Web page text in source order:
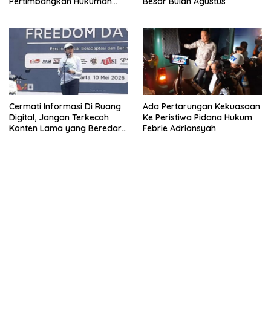
Cermati Informasi Di Ruang
Digital, Jangan Terkecoh
Konten Lama yang Beredar
Ada Pertarungan Kekuasaan
Ke Peristiwa Pidana Hukum
Febrie Adriansyah